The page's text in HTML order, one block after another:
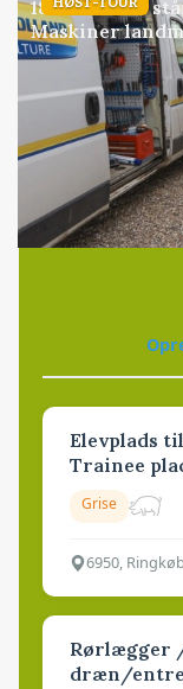
18 montører
Maskiner
Elevplads
Trainee
Grise
6950,
Rørlægger
dræn/